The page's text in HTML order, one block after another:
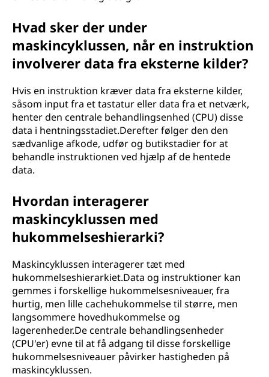
Hvad sker der under
maskincyklussen, når en instruktion
involverer data fra eksterne kilder?
Hvis en instruktion kræver data fra eksterne kilder,
såsom input fra et tastatur eller data fra et netværk,
henter den centrale behandlingsenhed (CPU) disse
data i hentningsstadiet.Derefter følger den den
sædvanlige afkode, udfør og butikstadier for at
behandle instruktionen ved hjælp af de hentede
data.
Hvordan interagerer
maskincyklussen med
hukommelseshierarki?
Maskincyklussen interagerer tæt med
hukommelseshierarkiet.Data og instruktioner kan
gemmes i forskellige hukommelsesniveauer, fra
hurtig, men lille cachehukommelse til større, men
langsommere hovedhukommelse og
lagerenheder.De centrale behandlingsenheder
(CPU'er) evne til at få adgang til disse forskellige
hukommelsesniveauer påvirker hastigheden på
maskincyklussen.